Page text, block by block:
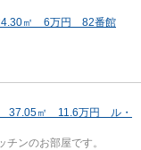
㎡ 6万円 82番館
㎡ 11.6万円 ル・
ンのお部屋です。